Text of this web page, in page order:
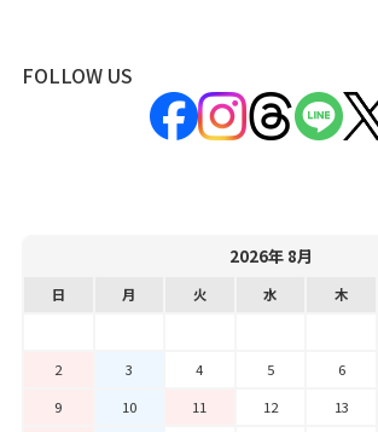
FOLLOW US
2026年 8月
日 月 火 水 木
2
3 4 5 6
9
10 11 12 13